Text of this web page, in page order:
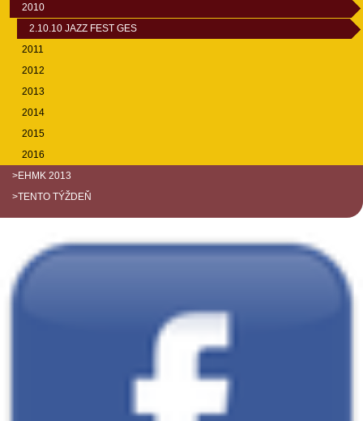
2010
2.10.10 JAZZ FEST GES
2011
2012
2013
2014
2015
2016
>EHMK 2013
>TENTO TÝŽDEŇ